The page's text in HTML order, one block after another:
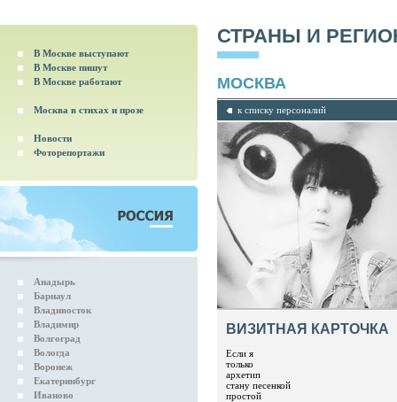
В Москве выступают
В Москве пишут
В Москве работают
Москва в стихах и прозе
Новости
Фоторепортажи
Анадырь
Барнаул
Владивосток
Владимир
Волгоград
Вологда
Воронеж
Екатеринбург
Иваново
СТРАНЫ И
МОСКВА
к списку персоналий
ВИЗИТНАЯ КАРТОЧКА
Если я
только
архетип
стану песенкой
простой